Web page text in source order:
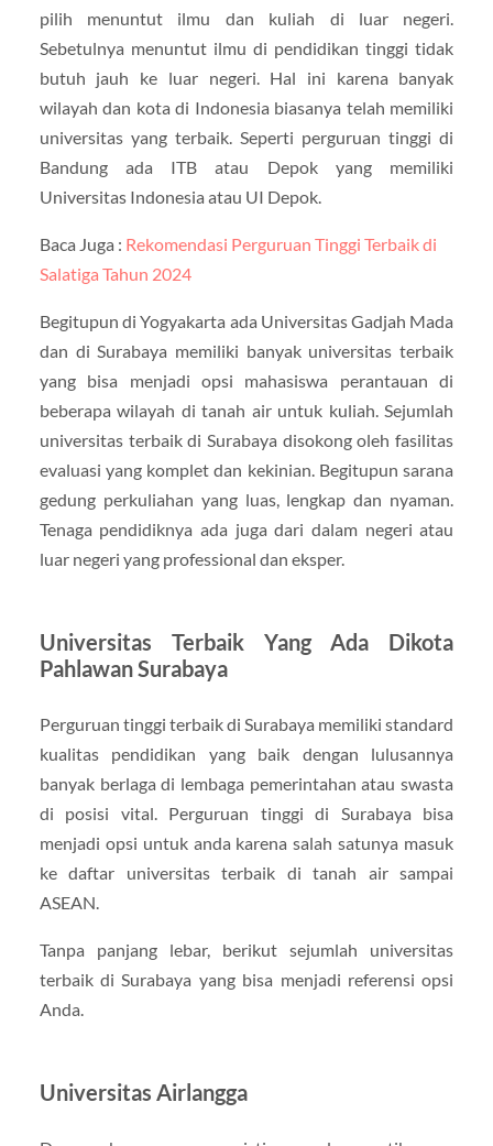
pilih menuntut ilmu dan kuliah di luar negeri.
Sebetulnya menuntut ilmu di pendidikan tinggi tidak
butuh jauh ke luar negeri. Hal ini karena banyak
wilayah dan kota di Indonesia biasanya telah memiliki
universitas yang terbaik. Seperti perguruan tinggi di
Bandung ada ITB atau Depok yang memiliki
Universitas Indonesia atau UI Depok.
Baca Juga : Rekomendasi Perguruan Tinggi Terbaik di
Salatiga Tahun 2024
Begitupun di Yogyakarta ada Universitas Gadjah Mada
dan di Surabaya memiliki banyak universitas terbaik
yang bisa menjadi opsi mahasiswa perantauan di
beberapa wilayah di tanah air untuk kuliah. Sejumlah
universitas terbaik di Surabaya disokong oleh fasilitas
evaluasi yang komplet dan kekinian. Begitupun sarana
gedung perkuliahan yang luas, lengkap dan nyaman.
Tenaga pendidiknya ada juga dari dalam negeri atau
luar negeri yang professional dan eksper.
Universitas Terbaik Yang Ada Dikota
Pahlawan Surabaya
Perguruan tinggi terbaik di Surabaya memiliki standard
kualitas pendidikan yang baik dengan lulusannya
banyak berlaga di lembaga pemerintahan atau swasta
di posisi vital. Perguruan tinggi di Surabaya bisa
menjadi opsi untuk anda karena salah satunya masuk
ke daftar universitas terbaik di tanah air sampai
ASEAN.
Tanpa panjang lebar, berikut sejumlah universitas
terbaik di Surabaya yang bisa menjadi referensi opsi
Anda.
Universitas Airlangga